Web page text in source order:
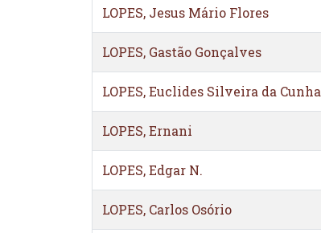
LOPES, Jesus Mário Flores
LOPES, Gastão Gonçalves
LOPES, Euclides Silveira da Cunha
LOPES, Ernani
LOPES, Edgar N.
LOPES, Carlos Osório